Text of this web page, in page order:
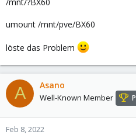
returned 0xc000006d
in SessSetup = -13
previous auth_key.response =
May 5 18:08:22 pve kernel:
returned 0xc000006d
May 5 18:08:22 pve kernel:
in SessSetup = -13
May 5 18:08:22 pve kernel:
previous auth_key.response =
May 5 18:08:22 pve kernel:
returned 0xc000006d
umount /mnt/pve/BX60
löste das Problem
A Asano
Well-Known Member
Feb 8, 2022